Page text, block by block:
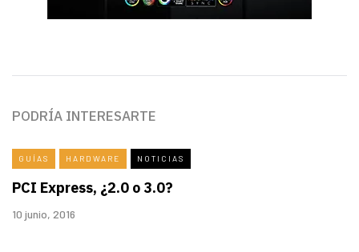
PODRÍA INTERESARTE
GUÍAS HARDWARE NOTICIAS
PCI Express, ¿2.0 o 3.0?
10 junio, 2016